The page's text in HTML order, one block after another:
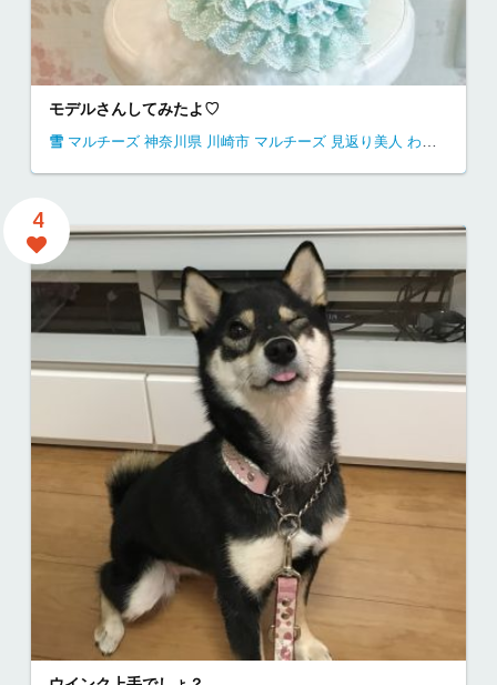
モデルさんしてみたよ♡
雪 マルチーズ 神奈川県 川崎市 マルチーズ 見返り美人 わんこ姫
4